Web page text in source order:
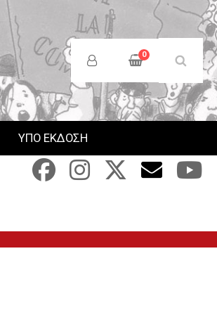
Anonymous
Users
Menu
0
ΥΠΟ ΕΚΔΟΣΗ